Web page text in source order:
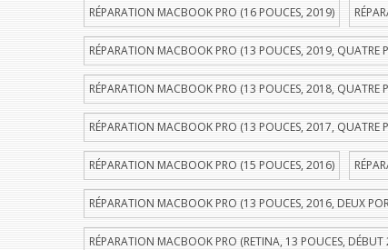
RÉPARATION MACBOOK PRO (16 POUCES, 2019)
RÉPARATION MACBOOK PRO (13 POUCES, 2019, QUATRE
RÉPARATION MACBOOK PRO (13 POUCES, 2018, QUATRE
RÉPARATION MACBOOK PRO (13 POUCES, 2017, QUATRE
RÉPARATION MACBOOK PRO (15 POUCES, 2016)
RÉPARATION MACBOOK PRO (13 POUCES, 2016, DEUX
RÉPARATION MACBOOK PRO (RETINA, 13 POUCES,